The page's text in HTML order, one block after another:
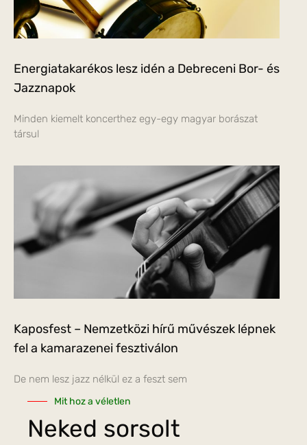
Energiatakarékos lesz idén a Debreceni Bor- és
Jazznapok
Minden kiemelt koncerthez egy-egy magyar borászat
társul
Kaposfest – Nemzetközi hírű művészek lépnek
fel a kamarazenei fesztiválon
De nem lesz jazz nélkül ez a feszt sem
Mit hoz a véletlen
Neked sorsolt